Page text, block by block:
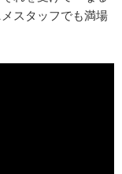
スタッフでも満場